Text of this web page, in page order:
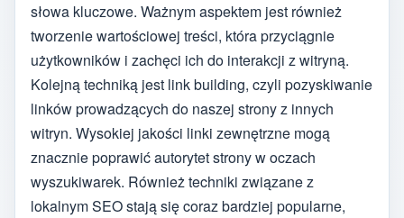
słowa kluczowe. Ważnym aspektem jest również
tworzenie wartościowej treści, która przyciągnie
użytkowników i zachęci ich do interakcji z witryną.
Kolejną techniką jest link building, czyli pozyskiwanie
linków prowadzących do naszej strony z innych
witryn. Wysokiej jakości linki zewnętrzne mogą
znacznie poprawić autorytet strony w oczach
wyszukiwarek. Również techniki związane z
lokalnym SEO stają się coraz bardziej popularne,